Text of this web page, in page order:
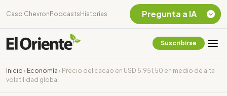
Caso Chevron Podcasts Historias
Suscribirse
Inicio › Economía › Precio del cacao en USD 5.951,50 en medio de alta
volatilidad global
Pregunta a IA
Chevron Ecuador